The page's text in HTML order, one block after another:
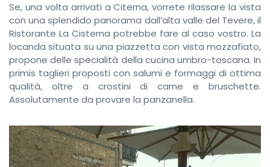
Se, una volta arrivati a Citerna, vorrete rilassare la vista
con una splendido panorama dall’alta valle del Tevere, il
Ristorante La Cisterna potrebbe fare al caso vostro. La
locanda situata su una piazzetta con vista mozzafiato,
propone delle specialità della cucina umbro-toscana. In
primis taglieri proposti con salumi e formaggi di ottima
qualità, oltre a crostini di carne e bruschette.
Assolutamente da provare la panzanella.